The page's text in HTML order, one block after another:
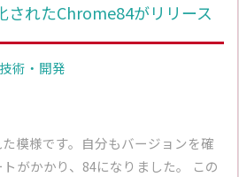
されたChrome84がリリース
技術・開発
模様です。自分もバージョンを確
がかかり、84になりました。 この